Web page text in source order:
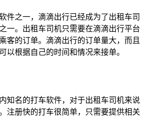
件之一，滴滴出行已经成为了出租车司
一。出租车司机只需要在滴滴出行平台
客的订单。滴滴出行的订单量大，而且
以根据自己的时间和情况来接单。
知名的打车软件，对于出租车司机来说
注册快的打车很简单，只需要提供相关